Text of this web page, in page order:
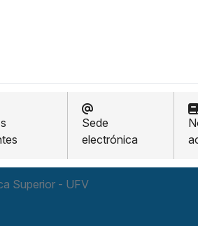
Sede
electrónica
Superior - UFV